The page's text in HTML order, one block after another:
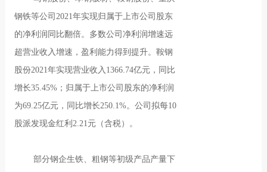
钢铁等公司2021年实现归属于上市公司股东
的净利润同比翻倍。多数公司净利润增速远
超营业收入增速，盈利能力得到提升。鞍钢
股份2021年实现营业收入1366.74亿元，同比
增长35.45%；归属于上市公司股东的净利润
为69.25亿元，同比增长250.1%。公司拟每10
股派发现金红利2.21元（含税）。
部分钢企生铁、粗钢等初级产品产量下